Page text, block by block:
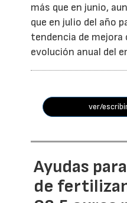
más que en junio,
que en julio del año
tendencia de mejora
evolución anual del
ver/
Ayudas
de